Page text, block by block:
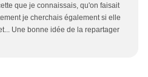
que je connaissais, qu'on faisait
je cherchais également si elle
Une bonne idée de la repartager